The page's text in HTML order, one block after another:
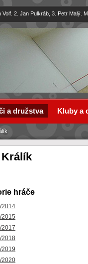
2. Jan Pulkráb, 3. Petr Malý.
hráče
2014
2015
2017
2018
2019
2020
a družstva Kluby a